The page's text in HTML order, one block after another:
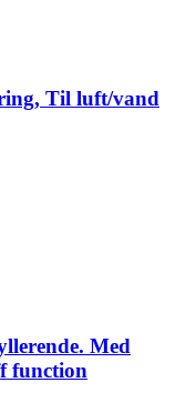
Til luft/vand
Med
function